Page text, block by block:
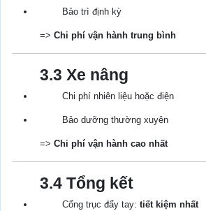
Bảo trì định kỳ
=> Chi phí vận hành trung bình
3.3 Xe nâng
Chi phí nhiên liệu hoặc điện
Bảo dưỡng thường xuyên
=> Chi phí vận hành cao nhất
3.4 Tổng kết
Cổng trục đẩy tay: tiết kiệm nhất